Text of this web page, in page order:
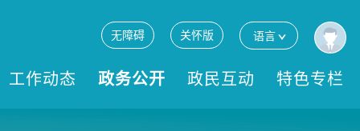
无障碍 关怀版 语言
工作动态 政务公开 政民互动 特色专栏